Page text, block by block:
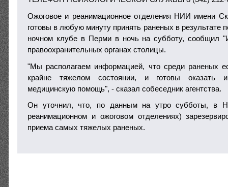
Ожоговое и реанимационное отделения НИИ имени
готовы в любую минуту принять раненых в результате
ночном клубе в Перми в ночь на субботу, сообщил
правоохранительных органах столицы.
"Мы располагаем информацией, что среди раненых
крайне тяжелом состоянии, и готовы оказать
медицинскую помощь", - сказал собеседник агентства.
Он уточнил, что, по данным на утро субботы, в
реанимационном и ожоговом отделениях)
приема самых тяжелых раненых.